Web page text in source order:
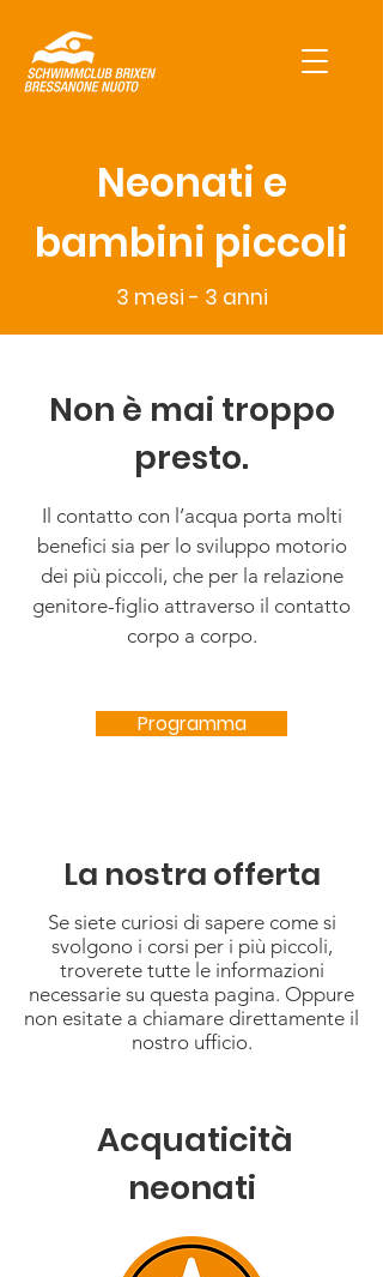
Neonati e
bambini piccoli
3 mesi - 3 anni
Non è mai troppo
presto.
Il contatto con l’acqua porta molti
benefici sia per lo sviluppo motorio
dei più piccoli, che per la relazione
genitore-figlio attraverso il contatto
corpo a corpo.
Programma
La nostra offerta
Se siete curiosi di sapere come si
svolgono i corsi per i più piccoli,
troverete tutte le informazioni
necessarie su questa pagina. Oppure
non esitate a chiamare direttamente il
nostro ufficio.
Acquaticità
neonati